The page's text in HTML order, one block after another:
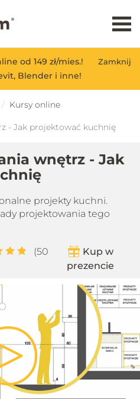
Zamknij
od 149 zł/mies.!
Blender i inne!
Kursy online
- Jak projektować kuchnię
wnętrz - Jak
projekty kuchni.
projektowania tego
(50
Kup w
prezencie
Play